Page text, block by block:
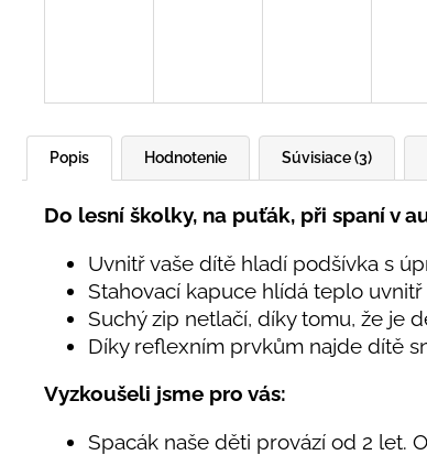
Popis Hodnotenie Súvisiace (3)
Do lesní školky, na puťák, při spaní v
Uvnitř vaše dítě hladí podšívka s
Stahovací kapuce hlídá teplo uvnitř
Suchý zip netlačí, díky tomu, že je
Díky reflexním prvkům najde dítě
Vyzkoušeli jsme pro vás:
Spacák naše děti provází od 2 let.